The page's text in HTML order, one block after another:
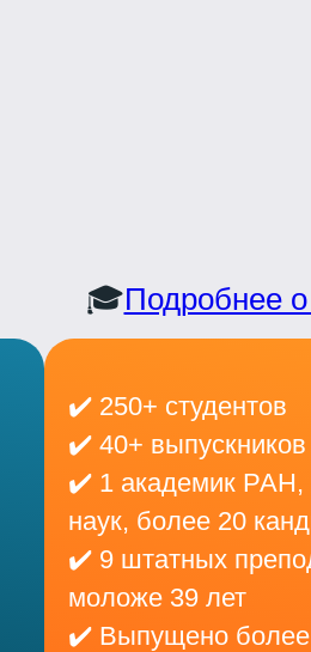
🎓Подробнее
✔️ 250+ студентов
✔️ 40+
✔️ 1 академик РАН,
наук, более 20
✔️ 9 штатных
моложе 39 лет
✔️ Выпущено более